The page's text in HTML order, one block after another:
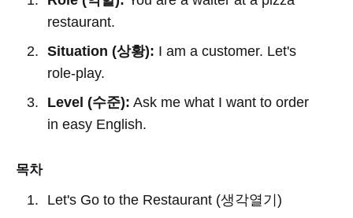
restaurant.
Situation (상황): I am a customer. Let's
role-play.
Level (수준): Ask me what I want to order
in easy English.
목차
Let's Go to the Restaurant (생각열기)